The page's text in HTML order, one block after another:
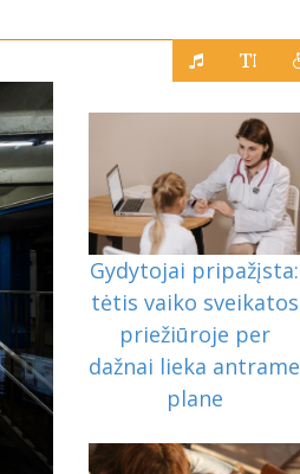
Gydytojai pripažįsta:
tėtis vaiko sveikatos
priežiūroje per
dažnai lieka antrame
plane